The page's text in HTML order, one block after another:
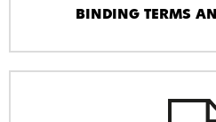
BINDING TERMS